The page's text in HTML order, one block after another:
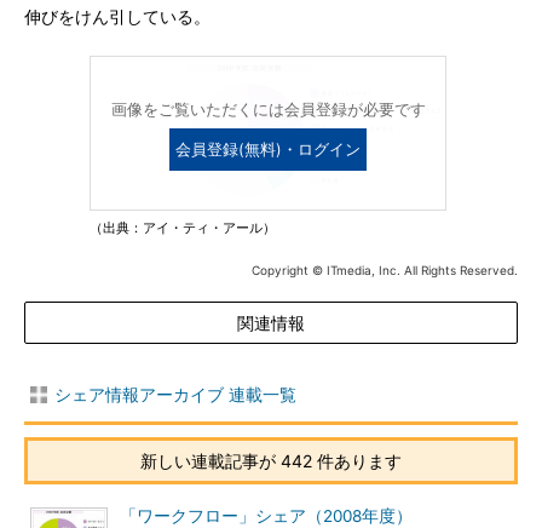
伸びをけん引している。
画像をご覧いただくには会員登録が必要です
会員登録(無料)・ログイン
（出典：アイ・ティ・アール）
Copyright © ITmedia, Inc. All Rights Reserved.
関連情報
シェア情報アーカイブ 連載一覧
新しい連載記事が 442 件あります
「ワークフロー」シェア（2008年度）